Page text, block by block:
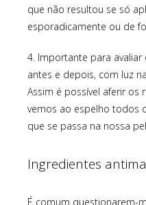
que não resultou se só
esporadicamente ou de
4. Importante para
antes e depois, com luz
Assim é possível aferir os
vemos ao espelho todos
que se passa na nossa
Ingredientes
É comum questionarem-